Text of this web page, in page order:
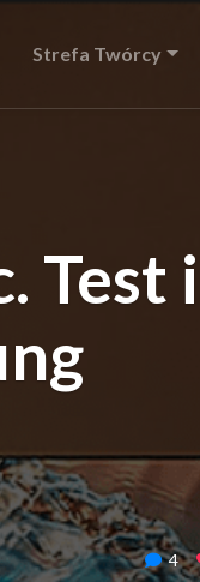
Strefa Twórcy
Test i
4